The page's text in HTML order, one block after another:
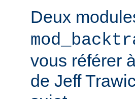
Deux
vous référer
de Jeff